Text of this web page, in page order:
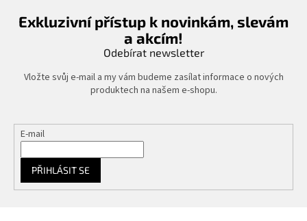
Exkluzivní přístup k novinkám, slevám
a akcím!
Odebírat newsletter
Vložte svůj e-mail a my vám budeme zasílat informace o nových
produktech na našem e-shopu.
E-mail
PŘIHLÁSIT SE